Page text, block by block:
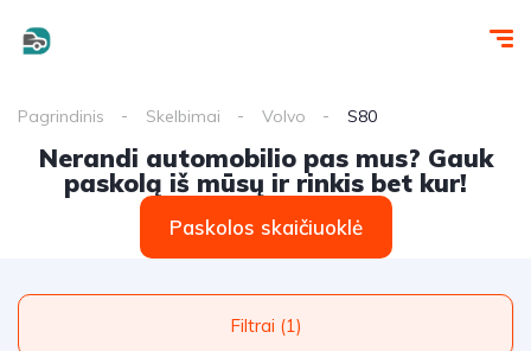
Pagrindinis Skelbimai Volvo S80
Nerandi automobilio pas mus? Gauk
paskolą iš mūsų ir rinkis bet kur!
Paskolos skaičiuoklė
Filtrai (1)